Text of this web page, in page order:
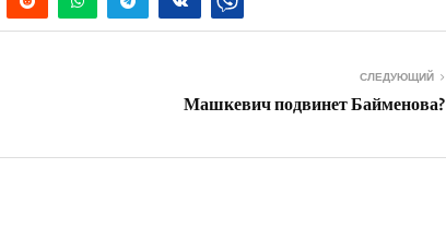
СЛЕДУЮЩИЙ
Машкевич подвинет Байменова?